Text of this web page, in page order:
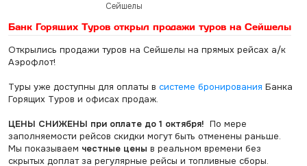
Сейшелы
Банк Горящих Туров открыл продажи туров на Сейшелы
Открылись продажи туров на Сейшелы на прямых рейсах а/к
Аэрофлот!
Туры уже доступны для оплаты в системе бронирования Банка
Горящих Туров и офисах продаж.
ЦЕНЫ СНИЖЕНЫ при оплате до 1 октября! По мере
заполняемости рейсов скидки могут быть отменены раньше.
Мы показываем честные цены в реальном времени без
скрытых доплат за регулярные рейсы и топливные сборы.